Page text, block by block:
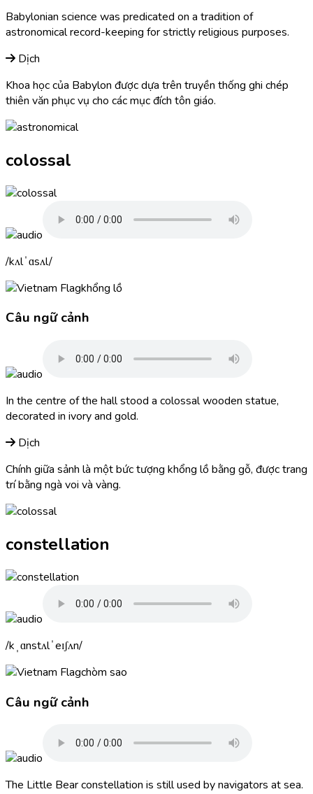
Babylonian science was predicated on a tradition of
astronomicalrecord-keeping for strictly religious purposes.
Dịch
Khoa học của Babylon được dựa trên truyền thống ghi chép
thiên văn phục vụ cho các mục đích tôn giáo.
colossal
kʌlˈɑsʌl
khổng lồ
Câu ngữ cảnh
In the centre of the hall stood a colossalwooden statue,
decorated in ivory and gold.
Dịch
Chính giữa sảnh là một bức tượng khổng lồ bằng gỗ, được trang
trí bằng ngà voi và vàng.
constellation
kˌɑnstʌlˈeɪʃʌn
chòm sao
Câu ngữ cảnh
The Little Bearconstellation is still used by navigators at sea.